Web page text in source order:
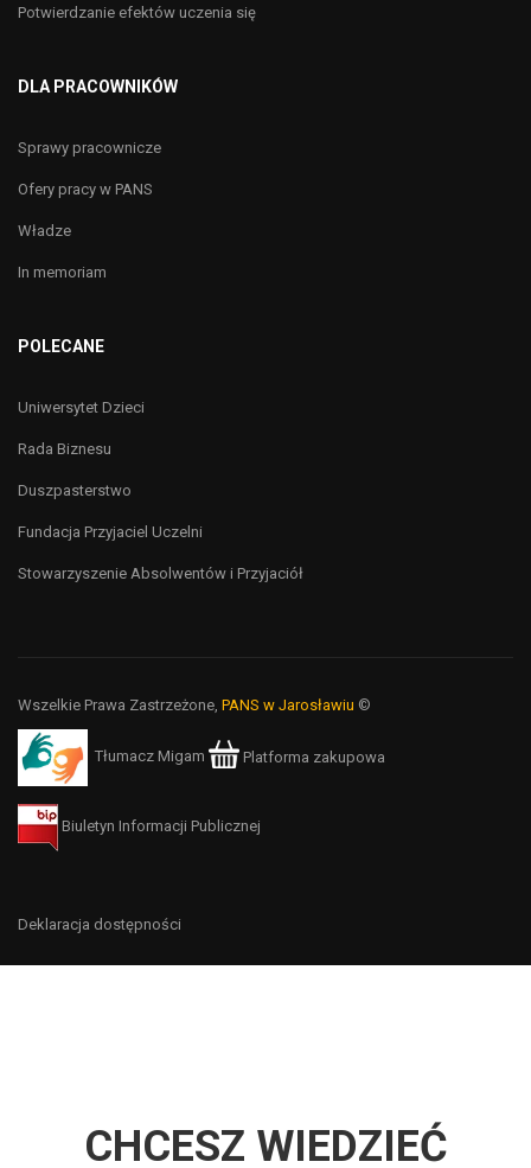
Potwierdzanie efektów uczenia się
DLA PRACOWNIKÓW
Sprawy pracownicze
Ofery pracy w PANS
Władze
In memoriam
POLECANE
Uniwersytet Dzieci
Rada Biznesu
Duszpasterstwo
Fundacja Przyjaciel Uczelni
Stowarzyszenie Absolwentów i Przyjaciół
Wszelkie Prawa Zastrzeżone, PANS w Jarosławiu ©
Tłumacz Migam Platforma zakupowa
Biuletyn Informacji Publicznej
Deklaracja dostępności
CHCESZ WIEDZIEĆ